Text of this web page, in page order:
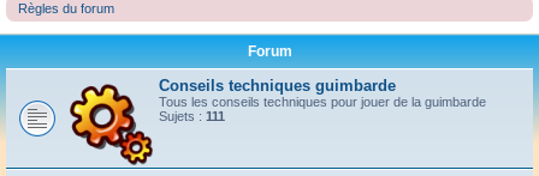
e
r
Règles du forum
Forum
Conseils techniques guimbarde
Tous les conseils techniques pour jouer de la guimbarde
Sujets : 111